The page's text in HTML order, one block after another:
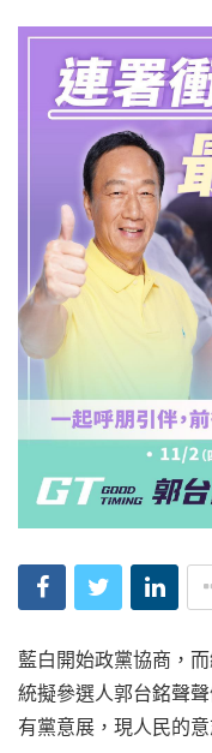
藍白開始政黨協商，
統擬參選人郭台銘聲
有黨意展，現人民的意